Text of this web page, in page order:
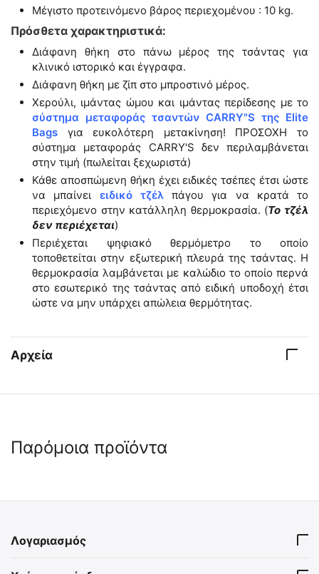
Μέγιστο προτεινόμενο βάρος περιεχομένου : 10 kg.
Πρόσθετα χαρακτηριστικά:
Διάφανη θήκη στο πάνω μέρος της τσάντας για
κλινικό ιστορικό και έγγραφα.
Διάφανη θήκη με ζίπ στο μπροστινό μέρος.
Χερούλι, ιμάντας ώμου και ιμάντας περίδεσης με το
σύστημα μεταφοράς τσαντών CARRY"S της Elite
Bags για ευκολότερη μετακίνηση! ΠΡΟΣΟΧΗ το
σύστημα μεταφοράς CARRY'S δεν περιλαμβάνεται
στην τιμή (πωλείται ξεχωριστά)
Κάθε αποσπώμενη θήκη έχει ειδικές τσέπες έτσι ώστε
να μπαίνει ειδικό τζέλπάγου για να κρατά το
περιεχόμενο στην κατάλληλη θερμοκρασία. (Το τζέλ
δεν περιέχεται)
Περιέχεται ψηφιακό θερμόμετρο το οποίο
τοποθετείται στην εξωτερική πλευρά της τσάντας. Η
θερμοκρασία λαμβάνεται με καλώδιο το οποίο περνά
στο εσωτερικό της τσάντας από ειδική υποδοχή έτσι
ώστε να μην υπάρχει απώλεια θερμότητας.
Αρχεία
Παρόμοια προϊόντα
Elite Bags DIA'S Ισοθερμικό
Λογαριασμός